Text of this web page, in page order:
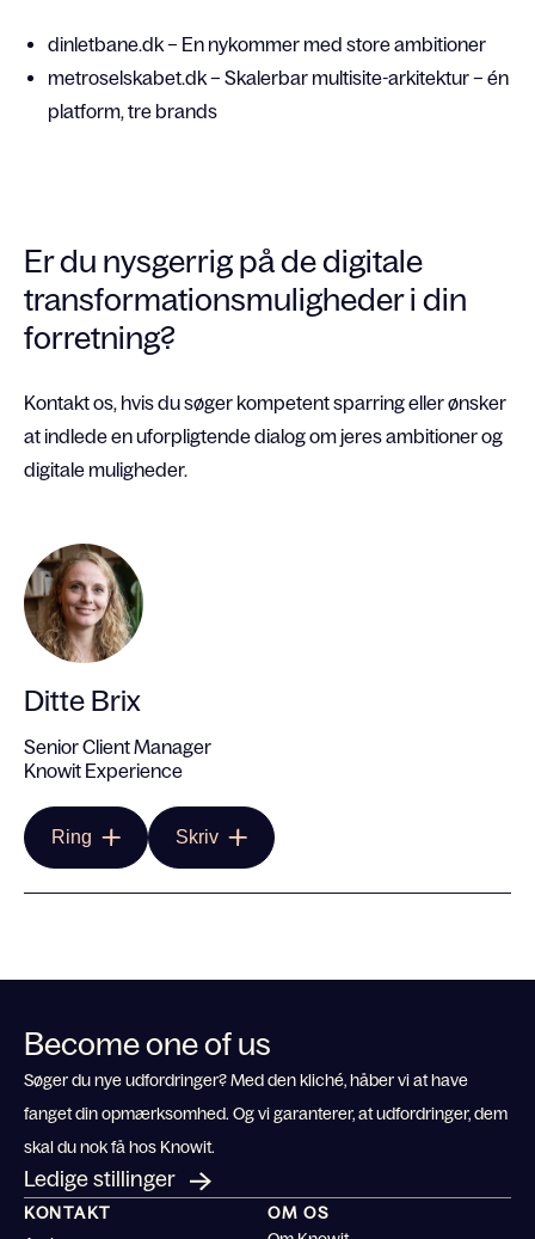
dinletbane.dk – En nykommer med store ambitioner
metroselskabet.dk – Skalerbar multisite-arkitektur – én
platform, tre brands
Er du nysgerrig på de digitale
transformationsmuligheder i din
forretning?
Kontakt os, hvis du søger kompetent sparring eller ønsker
at indlede en uforpligtende dialog om jeres ambitioner og
digitale muligheder.
Ditte Brix
Senior Client Manager
Knowit Experience
Ring Skriv
Become one of us
Søger du nye udfordringer? Med den kliché, håber vi at have
fanget din opmærksomhed. Og vi garanterer, at udfordringer, dem
skal du nok få hos Knowit.
Ledige stillinger
KONTAKT
OM OS